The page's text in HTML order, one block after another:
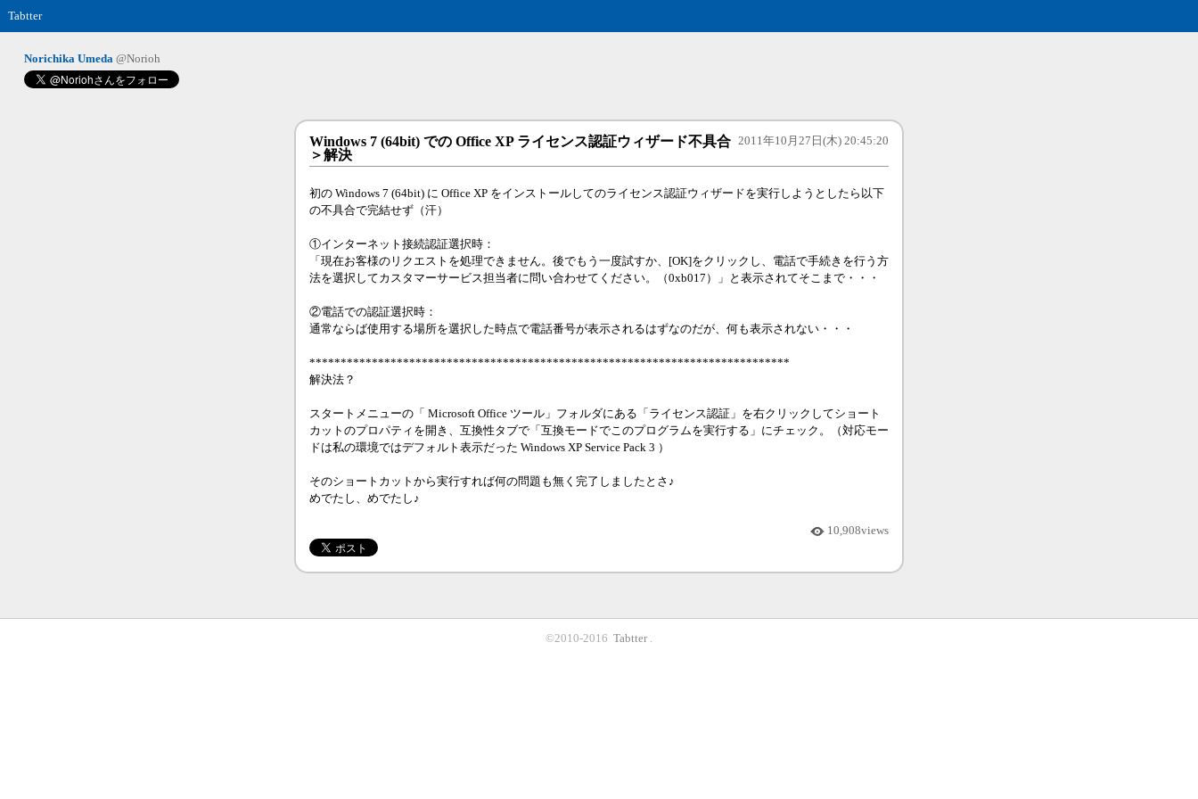
Tabtter
Norichika Umeda @Norioh
2011年10月27日(木) 20:45:20
Windows 7 (64bit) での Office XP ライセンス認証ウィザード不具合
＞解決
初の Windows 7 (64bit) に Office XP をインストールしてのライセンス認証ウィザードを実行しようとしたら以下
の不具合で完結せず（汗）
①インターネット接続認証選択時：
「現在お客様のリクエストを処理できません。後でもう一度試すか、[OK]をクリックし、電話で手続きを行う方
法を選択してカスタマーサービス担当者に問い合わせてください。（0xb017）」と表示されてそこまで・・・
②電話での認証選択時：
通常ならば使用する場所を選択した時点で電話番号が表示されるはずなのだが、何も表示されない・・・
*****************************************************************************
解決法？
スタートメニューの「 Microsoft Office ツール」フォルダにある「ライセンス認証」を右クリックしてショート
カットのプロパティを開き、互換性タブで「互換モードでこのプログラムを実行する」にチェック。（対応モー
ドは私の環境ではデフォルト表示だった Windows XP Service Pack 3 ）
そのショートカットから実行すれば何の問題も無く完了しましたとさ♪
めでたし、めでたし♪
10,908views
©2010-2016 Tabtter .